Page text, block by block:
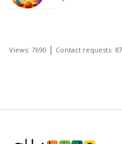
Views: 7690 | Contact requests: